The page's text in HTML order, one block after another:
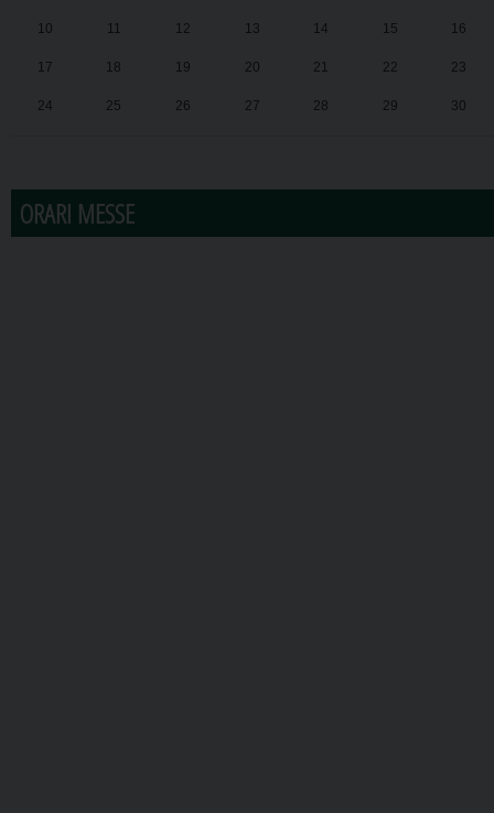
10 11 12 13 14 15 16
17 18 19 20 21 22 23
24 25 26 27 28 29 30
ORARI MESSE